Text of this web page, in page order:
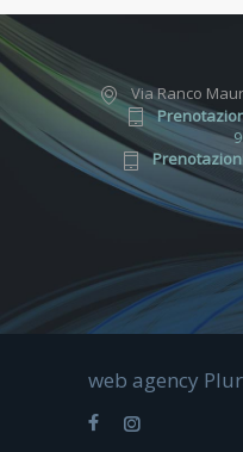
Via Ranco
web agency